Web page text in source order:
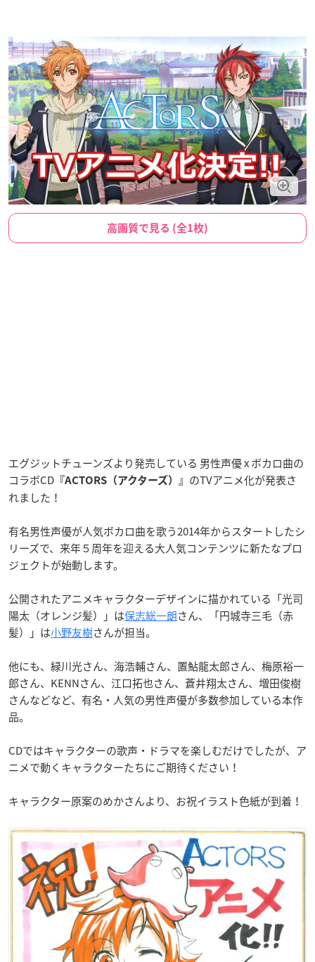
高画質で見る (全1枚)
エグジットチューンズより発売している 男性声優 x ボカロ曲の
コラボCD 『ACTORS（アクターズ）』 のTVアニメ化が発表さ
れました！
有名男性声優が人気ボカロ曲を歌う2014年からスタートしたシ
リーズで、来年５周年を迎える大人気コンテンツに新たなプロ
ジェクトが始動します。
公開されたアニメキャラクターデザインに描かれている「光司
陽太（オレンジ髪）」は保志総一朗さん、「円城寺三毛（赤
髪）」は小野友樹さんが担当。
他にも、緑川光さん、海浩輔さん、置鮎龍太郎さん、梅原裕一
郎さん、KENNさん、江口拓也さん、蒼井翔太さん、増田俊樹
さんなどなど、有名・人気の男性声優が多数参加している本作
品。
CDではキャラクターの歌声・ドラマを楽しむだけでしたが、ア
ニメで動くキャラクターたちにご期待ください！
キャラクター原案のめかさんより、お祝イラスト色紙が到着！